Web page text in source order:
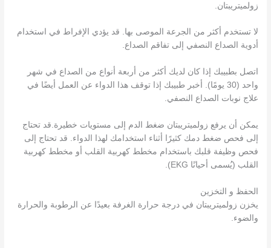
زولميتريبتان.
لا تستخدم أكثر من الجرعة الموصى بها. قد يؤدي الإفراط في استخدام
أدوية الصداع النصفي إلى تفاقم الصداع.
اتصل بطبيبك إذا كان لديك أكثر من أربعة أنواع من الصداع في شهر
واحد (30 يومًا). أخبر طبيبك إذا توقف هذا الدواء عن العمل أيضًا في
علاج نوبات الصداع النصفي.
يمكن أن يرفع زولميتريبتان ضغط الدم إلى مستويات خطيرة.قد تحتاج
إلى فحص ضغط دمك كثيرًا أثناء استخدامك لهذا الدواء. قد تحتاج إلى
فحص وظيفة قلبك باستخدام مخطط كهربية القلب أو مخطط كهربية
القلب (يُسمى أحيانًا EKG).
الحفظ و التخزين
يخزن زولميتريبتان في درجة حرارة الغرفة بعيدًا عن الرطوبة والحرارة
والضوء.